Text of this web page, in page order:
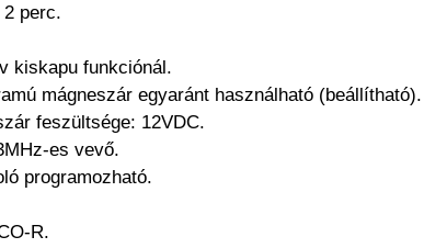
perc.
kiskapu funkciónál.
mágneszár egyaránt használható (beállítható).
feszültsége: 12VDC.
es vevő.
programozható.
R.